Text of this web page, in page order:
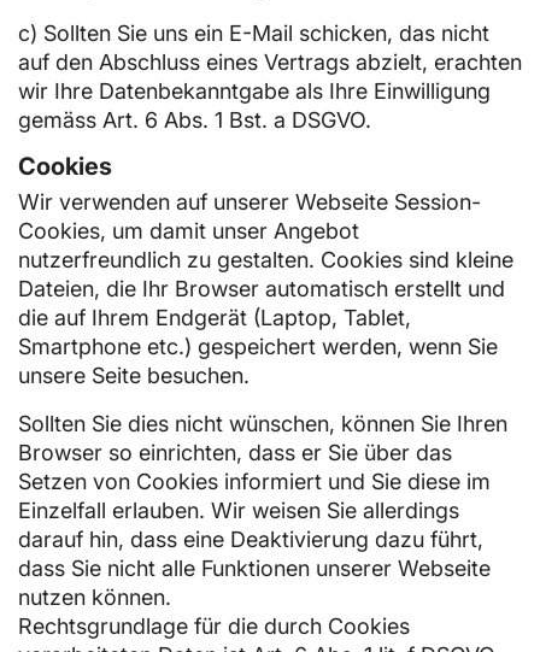
c) Sollten Sie uns ein E-Mail schicken, das nicht
auf den Abschluss eines Vertrags abzielt, erachten
wir Ihre Datenbekanntgabe als Ihre Einwilligung
gemäss Art. 6 Abs. 1 Bst. a DSGVO.
Cookies
Wir verwenden auf unserer Webseite Session-
Cookies, um damit unser Angebot
nutzerfreundlich zu gestalten. Cookies sind kleine
Dateien, die Ihr Browser automatisch erstellt und
die auf Ihrem Endgerät (Laptop, Tablet,
Smartphone etc.) gespeichert werden, wenn Sie
unsere Seite besuchen.
Sollten Sie dies nicht wünschen, können Sie Ihren
Browser so einrichten, dass er Sie über das
Setzen von Cookies informiert und Sie diese im
Einzelfall erlauben. Wir weisen Sie allerdings
darauf hin, dass eine Deaktivierung dazu führt,
dass Sie nicht alle Funktionen unserer Webseite
nutzen können.
Rechtsgrundlage für die durch Cookies